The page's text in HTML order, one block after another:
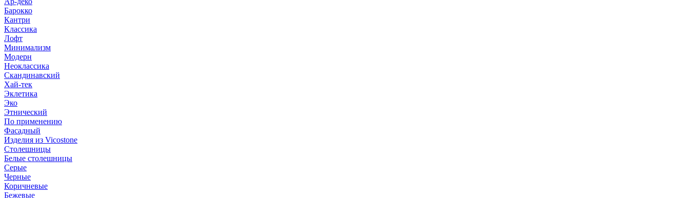
Барокко
Кантри
Классика
Лофт
Минимализм
Модерн
Неоклассика
Скандинавский
Хай-тек
Эклетика
Эко
Этнический
По применению
Фасадный
Изделия из Vicostone
Столешницы
Белые столешницы
Серые
Черные
Коричневые
Бежевые